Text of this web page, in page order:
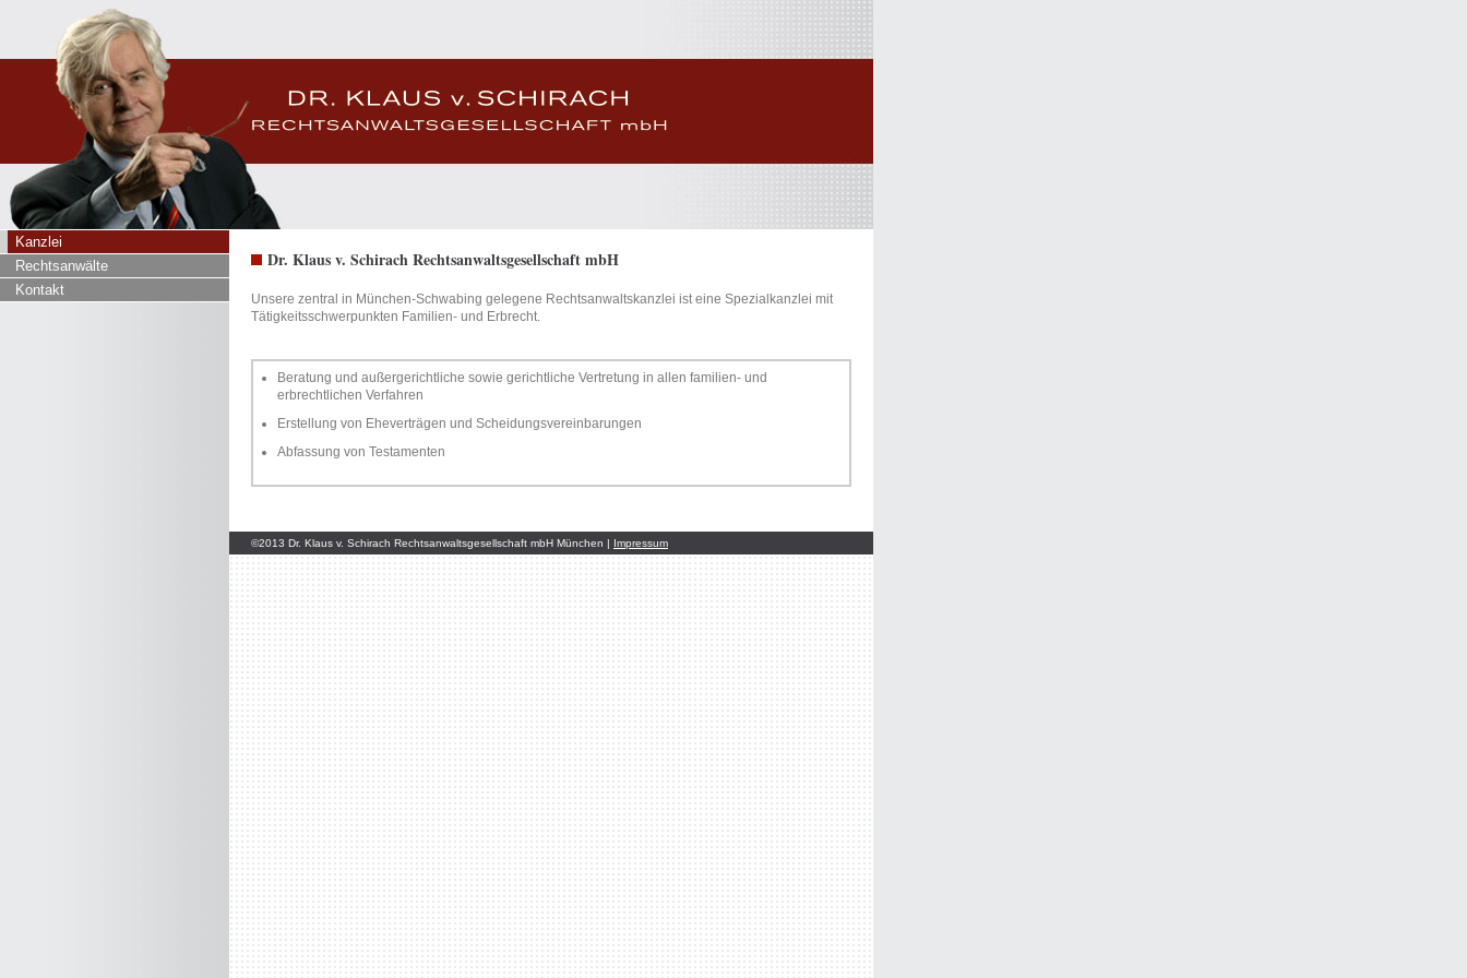
Dr. Klaus v. Schirach Rechtsanwaltsgesellschaft mbH
Unsere zentral in München-Schwabing gelegene Rechtsanwaltskanzlei ist eine Spezialkanzlei mit
Tätigkeitsschwerpunkten Familien- und Erbrecht.
Beratung und außergerichtliche sowie gerichtliche Vertretung in allen familien- und
erbrechtlichen Verfahren
Erstellung von Eheverträgen und Scheidungsvereinbarungen
Abfassung von Testamenten
©2013 Dr. Klaus v. Schirach Rechtsanwaltsgesellschaft mbH München | Impressum
Kanzlei
Rechtsanwälte
Kontakt